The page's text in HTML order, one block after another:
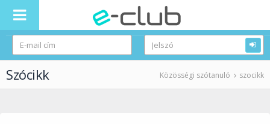
Szócikk Közösségi szótanuló szocikk